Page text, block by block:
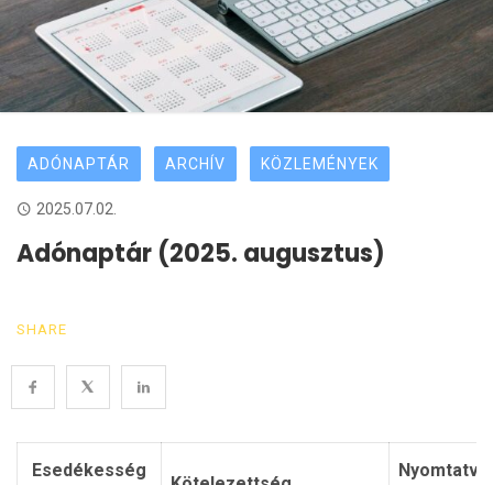
ADÓNAPTÁR ARCHÍV KÖZLEMÉNYEK
2025.07.02.
Adónaptár (2025. augusztus)
SHARE
Esedékesség